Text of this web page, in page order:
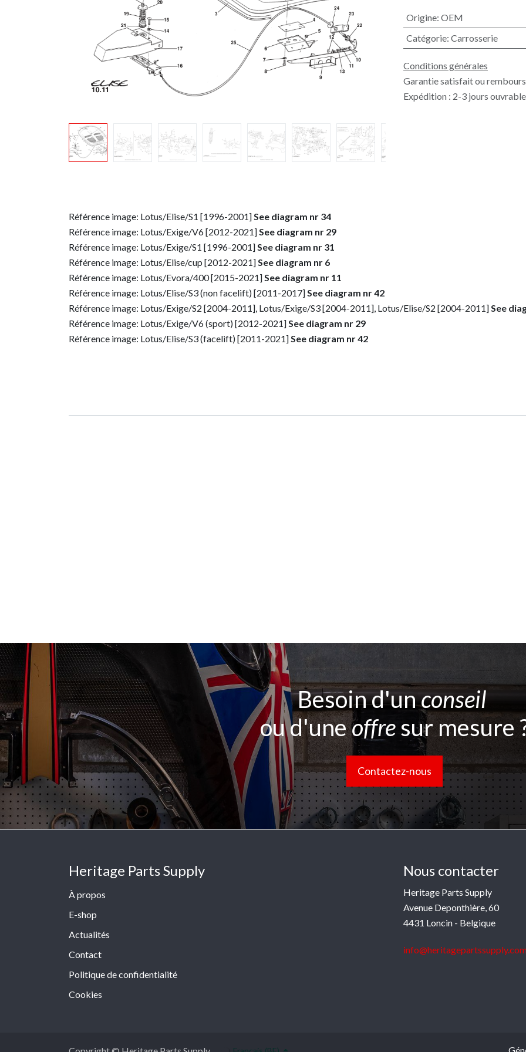
Origine: OEM
Catégorie: Carrosserie
Conditions générales
Garantie satisfait ou
Expédition : 2-3 jours
Référence image: Lotus/Elise/S1 [1996-2001]See diagram nr 34
Référence image: Lotus/Exige/V6 [2012-2021]See diagram nr 29
Référence image: Lotus/Exige/S1 [1996-2001]See diagram nr 31
Référence image: Lotus/Elise/cup [2012-2021]See diagram nr 6
Référence image: Lotus/Evora/400 [2015-2021]See diagram nr 11
Référence image: Lotus/Elise/S3 (non facelift) [2011-2017]See diagram nr 42
Référence image: Lotus/Exige/S2 [2004-2011], Lotus/Exige/S3 [2004-2011], Lotus/Elise/S2 [2004-2011]See
Référence image: Lotus/Exige/V6 (sport) [2012-2021]See diagram nr 29
Référence image: Lotus/Elise/S3 (facelift) [2011-2021]See diagram nr 42
Besoin d'unconseil
ou d'uneoffresur mesure
Contactez-nous
Heritage Parts Supply
À propos
E-shop
Actualités
Contact
Politique de confidentialité
Cookies
Nous contacter
Heritage Parts Supply
Avenue Deponthière, 60
4431 Loncin - Belgique